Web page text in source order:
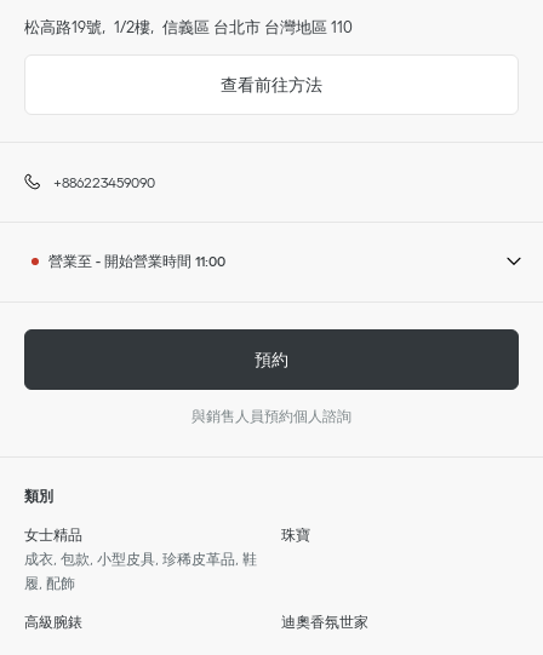
松高路19號 1/2樓 信義區 台北市 台灣地區 110
查看前往方法
+886223459090
營業至 - 開始營業時間 11:00
預約
與銷售人員預約個人諮詢
類別
女士精品
成衣, 包款, 小型皮具, 珍稀皮革品, 鞋
履, 配飾
珠寶
高級腕錶 迪奧香氛世家